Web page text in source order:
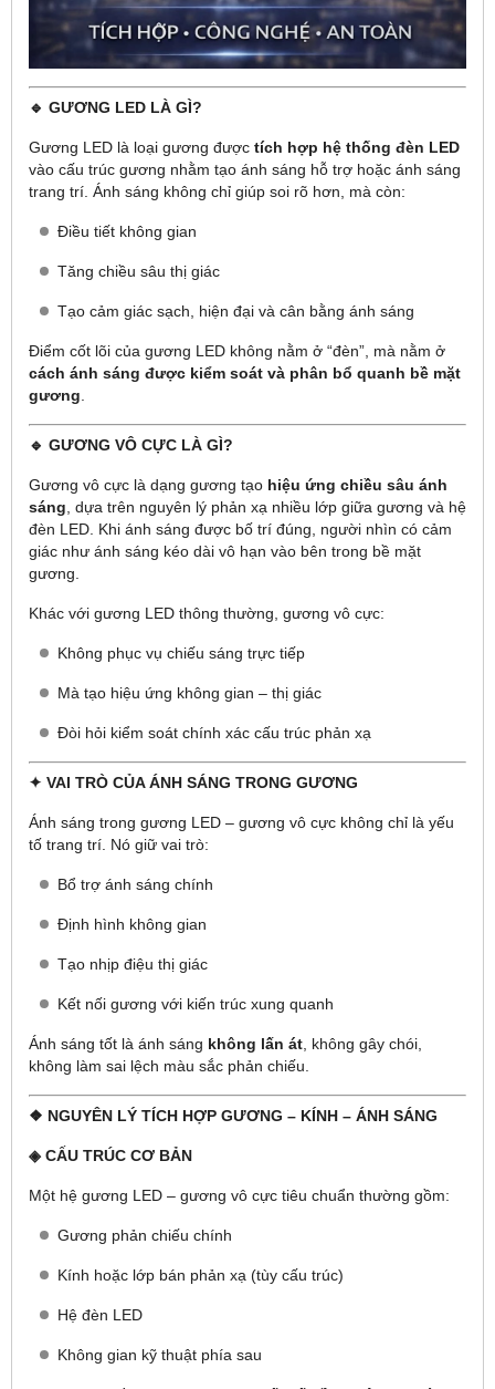
🔹 GƯƠNG LED LÀ GÌ?
Gương LED là loại gương được tích hợp hệ thống đèn LED
vào cấu trúc gương nhằm tạo ánh sáng hỗ trợ hoặc ánh sáng
trang trí. Ánh sáng không chỉ giúp soi rõ hơn, mà còn:
Điều tiết không gian
Tăng chiều sâu thị giác
Tạo cảm giác sạch, hiện đại và cân bằng ánh sáng
Điểm cốt lõi của gương LED không nằm ở “đèn”, mà nằm ở
cách ánh sáng được kiểm soát và phân bổ quanh bề mặt
gương
🔹 GƯƠNG VÔ CỰC LÀ GÌ?
Gương vô cực là dạng gương tạo hiệu ứng chiều sâu ánh
sáng , dựa trên nguyên lý phản xạ nhiều lớp giữa gương và hệ
đèn LED. Khi ánh sáng được bố trí đúng, người nhìn có cảm
giác như ánh sáng kéo dài vô hạn vào bên trong bề mặt
gương.
Khác với gương LED thông thường, gương vô cực:
Không phục vụ chiếu sáng trực tiếp
Mà tạo hiệu ứng không gian – thị giác
Đòi hỏi kiểm soát chính xác cấu trúc phản xạ
✦ VAI TRÒ CỦA ÁNH SÁNG TRONG GƯƠNG
Ánh sáng trong gương LED – gương vô cực không chỉ là yếu
tố trang trí. Nó giữ vai trò:
Bổ trợ ánh sáng chính
Định hình không gian
Tạo nhịp điệu thị giác
Kết nối gương với kiến trúc xung quanh
Ánh sáng tốt là ánh sáng không lấn át , không gây chói,
không làm sai lệch màu sắc phản chiếu.
❖ NGUYÊN LÝ TÍCH HỢP GƯƠNG – KÍNH – ÁNH SÁNG
◈ CẤU TRÚC CƠ BẢN
Một hệ gương LED – gương vô cực tiêu chuẩn thường gồm:
Gương phản chiếu chính
Kính hoặc lớp bán phản xạ (tùy cấu trúc)
Hệ đèn LED
Không gian kỹ thuật phía sau